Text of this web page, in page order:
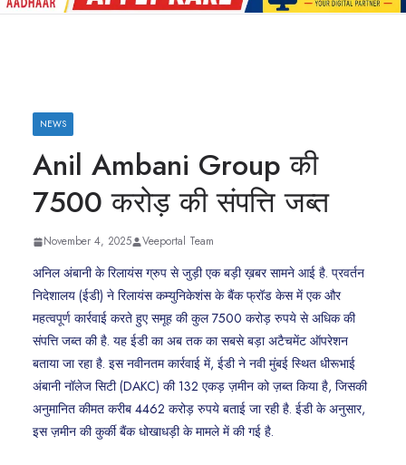
NEWS
Anil Ambani Group की
7500 करोड़ की संपत्ति जब्त
November 4, 2025 Veeportal Team
अनिल अंबानी के रिलायंस ग्रुप से जुड़ी एक बड़ी ख़बर सामने आई है. प्रवर्तन
निदेशालय (ईडी) ने रिलायंस कम्युनिकेशंस के बैंक फ्रॉड केस में एक और
महत्वपूर्ण कार्रवाई करते हुए समूह की कुल 7500 करोड़ रुपये से अधिक की
संपत्ति जब्त की है. यह ईडी का अब तक का सबसे बड़ा अटैचमेंट ऑपरेशन
बताया जा रहा है. इस नवीनतम कार्रवाई में, ईडी ने नवी मुंबई स्थित धीरूभाई
अंबानी नॉलेज सिटी (DAKC) की 132 एकड़ ज़मीन को ज़ब्त किया है, जिसकी
अनुमानित कीमत करीब 4462 करोड़ रुपये बताई जा रही है. ईडी के अनुसार,
इस ज़मीन की कुर्की बैंक धोखाधड़ी के मामले में की गई है.